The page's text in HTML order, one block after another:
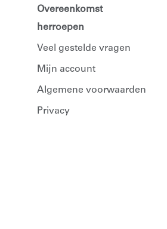
Overeenkomst
herroepen
Veel gestelde vragen
Mijn account
Algemene voorwaarden
Privacy